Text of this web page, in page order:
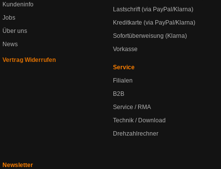
Kundeninfo
Jobs
Über uns
News
Vertrag Widerrufen
Lastschrift (via PayPal/Klarna)
Kreditkarte (via PayPal/Klarna)
Sofortüberweisung (Klarna)
Vorkasse
Service
Filialen
B2B
Service / RMA
Technik / Download
Drehzahlrechner
Newsletter